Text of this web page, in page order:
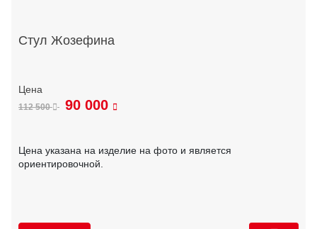
Стул Жозефина
112 500 90 000
Цена указана на изделие на фото и является
ориентировочной.